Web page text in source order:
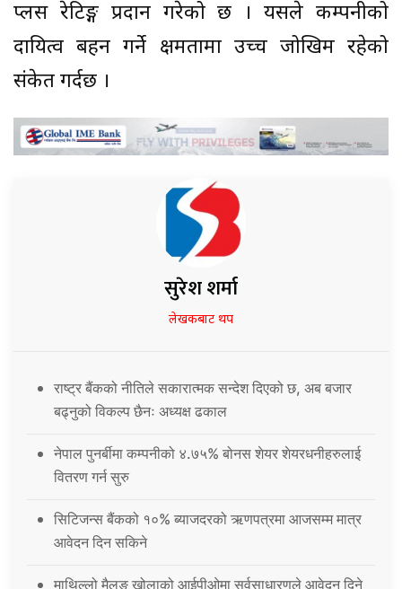
प्लस रेटिङ्ग प्रदान गरेको छ । यसले कम्पनीको
दायित्व बहन गर्ने क्षमतामा उच्च जोखिम रहेको
संकेत गर्दछ ।
सुरेश शर्मा
लेखकबाट थप
राष्ट्र बैंकको नीतिले सकारात्मक सन्देश दिएको छ, अब बजार
बढ्नुको विकल्प छैनः अध्यक्ष ढकाल
नेपाल पुनर्बीमा कम्पनीको ४.७५% बोनस शेयर शेयरधनीहरुलाई
वितरण गर्न सुरु
सिटिजन्स बैंकको १०% ब्याजदरको ऋणपत्रमा आजसम्म मात्र
आवेदन दिन सकिने
माथिल्लो मैलुङ खोलाको आईपीओमा सर्वसाधारणले आवेदन दिने